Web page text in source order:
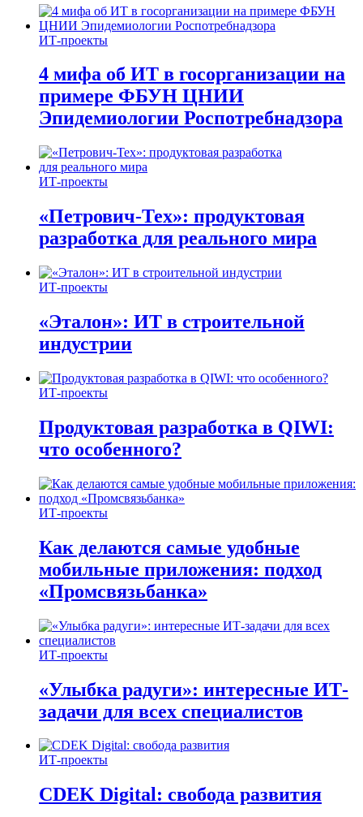
ИТ-проекты
4 мифа об ИТ в госорганизации на
примере ФБУН ЦНИИ
Эпидемиологии Роспотребнадзора
ИТ-проекты
«Петрович-Тех»: продуктовая
разработка для реального мира
ИТ-проекты
«Эталон»: ИТ в строительной
индустрии
ИТ-проекты
Продуктовая разработка в QIWI:
что особенного?
ИТ-проекты
Как делаются самые удобные
мобильные приложения: подход
«Промсвязьбанка»
ИТ-проекты
«Улыбка радуги»: интересные ИТ-
задачи для всех специалистов
ИТ-проекты
CDEK Digital: свобода развития